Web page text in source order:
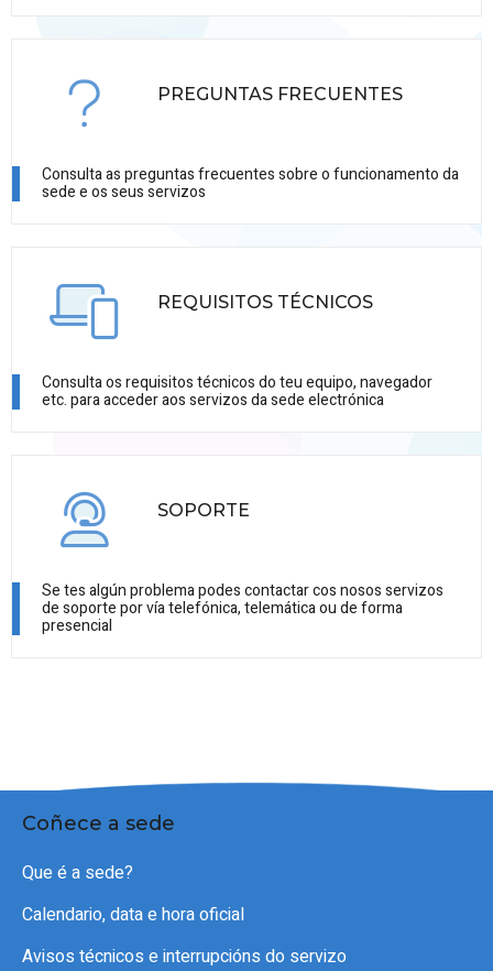
PREGUNTAS FRECUENTES
Consulta as preguntas frecuentes sobre o funcionamento da
sede e os seus servizos
REQUISITOS TÉCNICOS
Consulta os requisitos técnicos do teu equipo, navegador
etc. para acceder aos servizos da sede electrónica
SOPORTE
Se tes algún problema podes contactar cos nosos servizos
de soporte por vía telefónica, telemática ou de forma
presencial
Coñece a sede
Que é a sede?
Calendario, data e hora oficial
Avisos técnicos e interrupcións do servizo